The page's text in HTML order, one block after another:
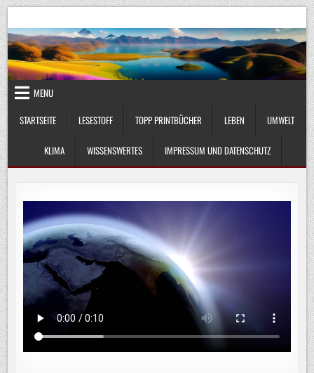
Skip
to
content
UmweltKlima.com
MENU
STARTSEITE
LESESTOFF TOPP PRINTBÜCHER LEBEN UMWELT
KLIMA WISSENSWERTES IMPRESSUM UND DATENSCHUTZ